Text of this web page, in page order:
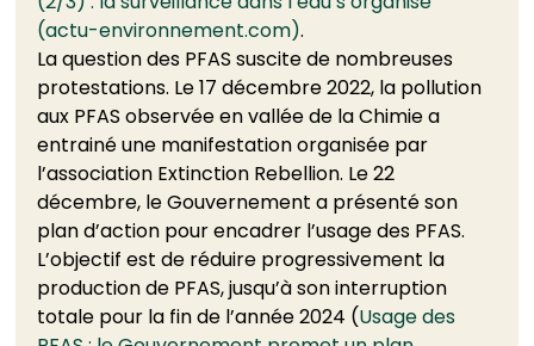
(actu-environnement.com).
La question des PFAS suscite de nombreuses
protestations. Le 17 décembre 2022, la pollution
aux PFAS observée en vallée de la Chimie a
entrainé une manifestation organisée par
l’association Extinction Rebellion. Le 22
décembre, le Gouvernement a présenté son
plan d’action pour encadrer l’usage des PFAS.
L’objectif est de réduire progressivement la
production de PFAS, jusqu’à son interruption
totale pour la fin de l’année 2024 (Usage des